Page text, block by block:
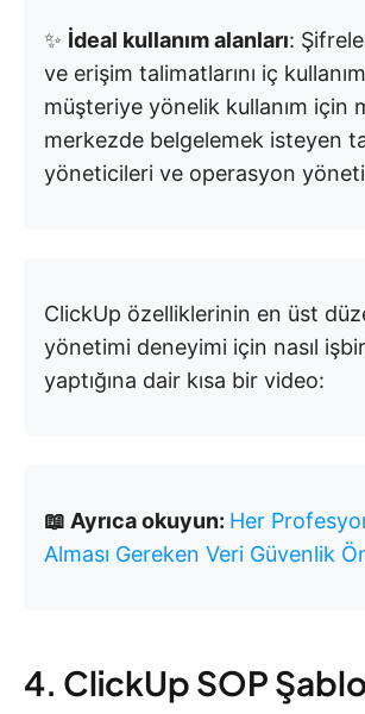
✨ İdeal kullanım alanları:
ve erişim talimatlarını iç
müşteriye yönelik kullanım için
merkezde belgelemek isteyen
yöneticileri ve operasyon
ClickUp özelliklerinin en üst
yönetimi deneyimi için nasıl
yaptığına dair kısa bir video:
📖 Ayrıca okuyun: Her
Alması Gereken Veri Güvenlik
4. ClickUp SOP